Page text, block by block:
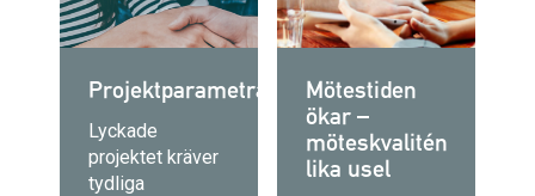
Projektparametrar
Lyckade
projektet kräver
tydliga
Mötestiden
ökar –
möteskvalitén
lika usel